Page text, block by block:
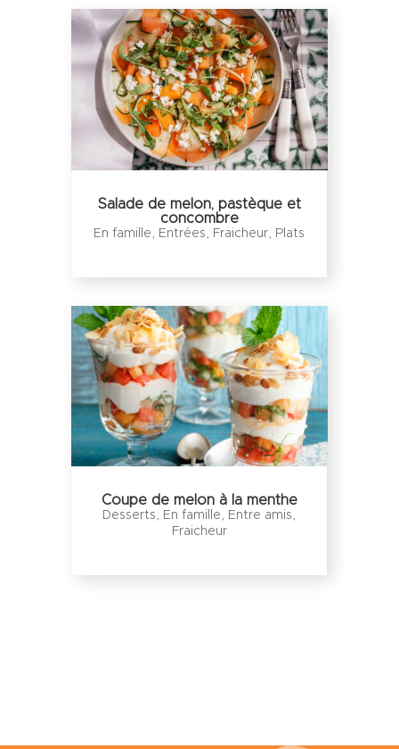
Salade de melon, pastèque et
concombre
En famille Entrées Fraicheur Plats
Coupe de melon à la menthe
Desserts, En famille, Entre amis,
Fraicheur